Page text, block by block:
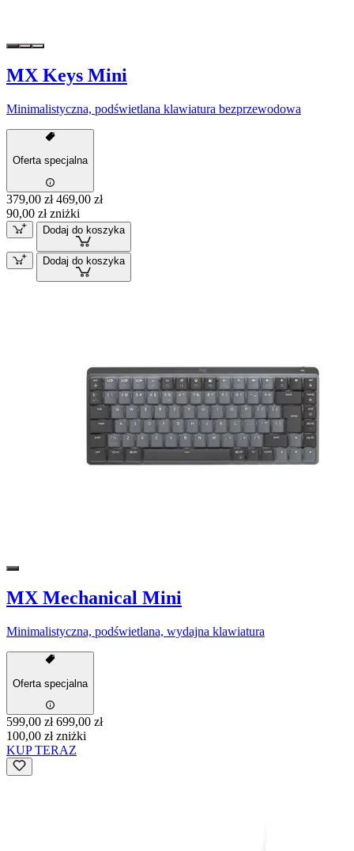
MX Keys Mini
Minimalistyczna, podświetlana klawiatura bezprzewodowa
Oferta specjalna
379,00 zł 469,00 zł
90,00 zł zniżki
Dodaj do koszyka
Dodaj do koszyka
MX Mechanical Mini
Minimalistyczna, podświetlana, wydajna klawiatura
Oferta specjalna
599,00 zł 699,00 zł
100,00 zł zniżki
KUP TERAZ